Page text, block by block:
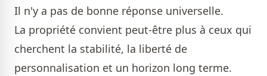
Il n'y a pas de bonne réponse universelle.
La propriété convient peut-être plus à ceux qui
cherchent la stabilité, la liberté de
personnalisation et un horizon long terme.